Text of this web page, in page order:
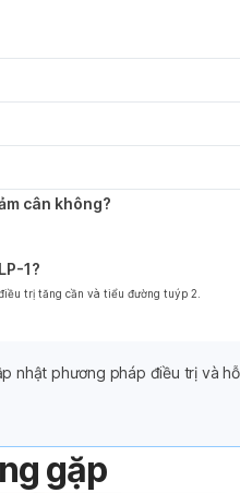
cân không?
1?
trị tăng cần và tiểu đường tuýp 2.
nhật phương pháp điều trị và
gặp